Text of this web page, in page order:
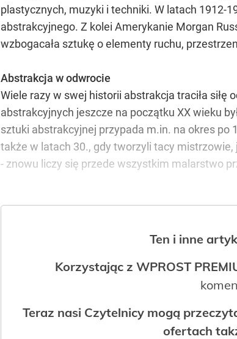
plastycznych, muzyki i techniki. W latach 1912-
abstrakcyjnego. Z kolei Amerykanie Morgan
wzbogacała sztukę o elementy ruchu,
Abstrakcja w odwrocie
Wiele razy w swej historii abstrakcja traciła
abstrakcyjnych jeszcze na początku XX wieku
sztuki abstrakcyjnej przypada m.in. na okres po
także w latach 30., gdy tworzyli tacy
- znowu liczy się przede wszystkim malarstwo
Ten i inne
Korzystając z WPROST
Teraz nasi Czytelnicy mogą
ofertach